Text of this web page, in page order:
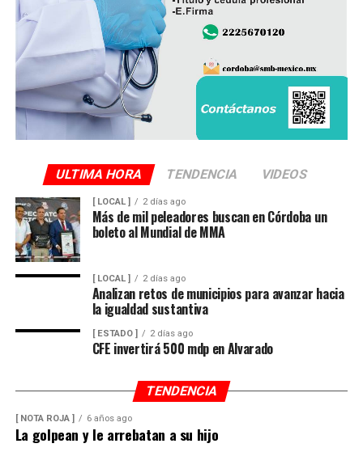
ULTIMA HORA TENDENCIA VIDEOS
[ LOCAL ] 2 días ago
Más de mil peleadores buscan en Córdoba un
boleto al Mundial de MMA
[ LOCAL ] 2 días ago
Analizan retos de municipios para avanzar hacia
la igualdad sustantiva
[ ESTADO ] 2 días ago
CFE invertirá 500 mdp en Alvarado
TENDENCIA
[ NOTA ROJA ] 6 años ago
La golpean y le arrebatan a su hijo